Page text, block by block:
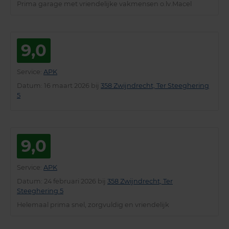
Prima garage met vriendelijke vakmensen o.lv.Macel
9,0
Service APK
Datum : 16 maart 2026 bij 358 Zwijndrecht, Ter Steeghering
5
9,0
Service APK
Datum
: 24 februari 2026 bij 358 Zwijndrecht, Ter
Steeghering 5
Helemaal prima snel, zorgvuldig en vriendelijk